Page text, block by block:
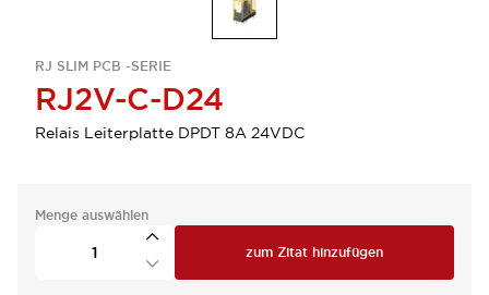
RJ SLIM PCB -SERIE
RJ2V-C-D24
Relais Leiterplatte DPDT 8A 24VDC
Menge auswählen
zum Zitat hinzufügen